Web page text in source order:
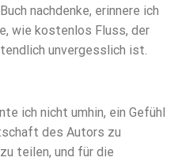
nachdenke, erinnere ich
wie kostenlos Fluss, der
unvergesslich ist.
ich nicht umhin, ein Gefühl
des Autors zu
teilen, und für die